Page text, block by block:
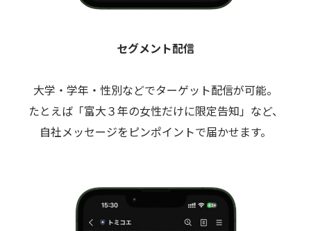
セグメント配信
大学・学年・性別などでターゲット配信が可能。
たとえば「富大３年の女性だけに限定告知」など、
自社メッセージをピンポイントで届かせます。